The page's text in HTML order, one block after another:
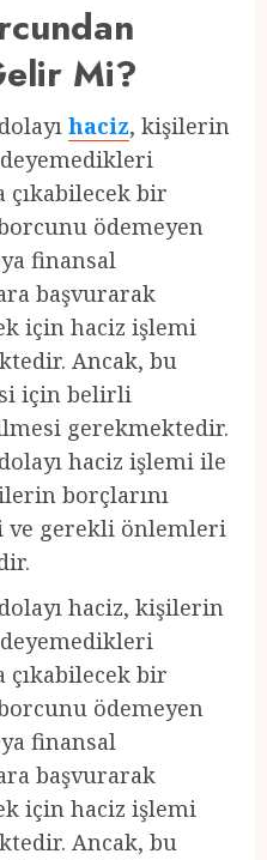
Mi?
haciz, kişilerin
çıkabilecek bir
ödemeyen
finansal
başvurarak
için haciz işlemi
Ancak, bu
için belirli
gerekmektedir.
haciz işlemi ile
borçlarını
ve gerekli önlemleri
haciz, kişilerin
çıkabilecek bir
ödemeyen
finansal
başvurarak
için haciz işlemi
Ancak, bu